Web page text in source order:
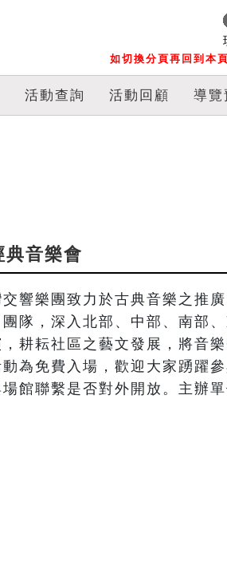
如切換分頁再回到本
活動查詢 活動回顧 導覽
典音樂會
交響樂團致力於古典音樂之推
隊，深入北部、中部、南部
耕耘社區之藝文發展，將音
為免費入場，歡迎大家踴躍
館聯繫是否對外開放。主辦